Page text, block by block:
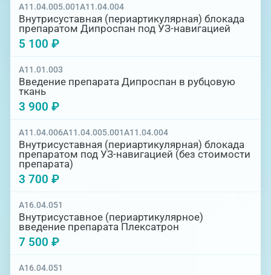
A11.04.005.001A11.04.004
Внутрисуставная (периартикулярная) блокада
препаратом Дипроспан под УЗ-навигацией
5 100 ₽
A11.01.003
Введение препарата Дипроспан в рубцовую
ткань
3 900 ₽
A11.04.006A11.04.005.001A11.04.004
Внутрисуставная (периартикулярная) блокада
препаратом под УЗ-навигацией (без стоимости
препарата)
3 700 ₽
A16.04.051
Внутрисуставное (периартикулярное)
введение препарата Плексатрон
7 500 ₽
A16.04.051